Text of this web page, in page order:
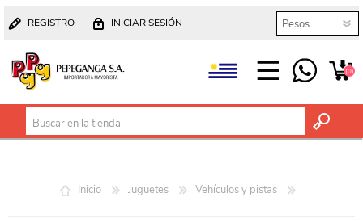
REGISTRO INICIAR SESIÓN
(0)
Inicio Juguetes Vehículos y pistas